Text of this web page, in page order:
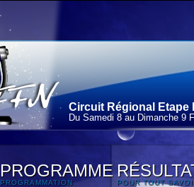
Circuit Régional Etape
Du Samedi 8 au Dimanche 9
PROGRAMME
PROGRAMMATION POUR TOUT